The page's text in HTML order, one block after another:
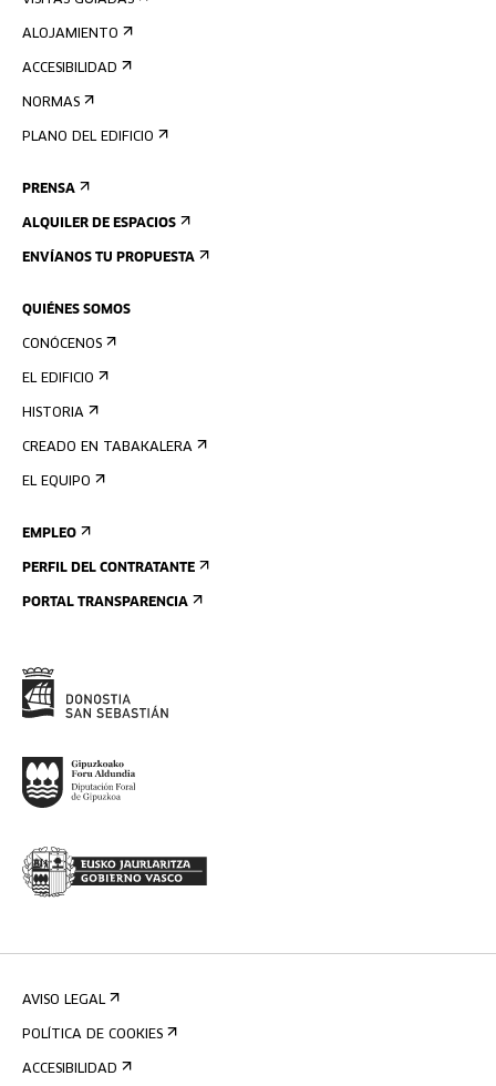
ALOJAMIENTO
ACCESIBILIDAD
NORMAS
PLANO DEL EDIFICIO
PRENSA
ALQUILER DE ESPACIOS
ENVÍANOS TU PROPUESTA
QUIÉNES SOMOS
CONÓCENOS
EL EDIFICIO
HISTORIA
CREADO EN TABAKALERA
EL EQUIPO
EMPLEO
PERFIL DEL CONTRATANTE
PORTAL TRANSPARENCIA
AVISO LEGAL
POLÍTICA DE COOKIES
ACCESIBILIDAD